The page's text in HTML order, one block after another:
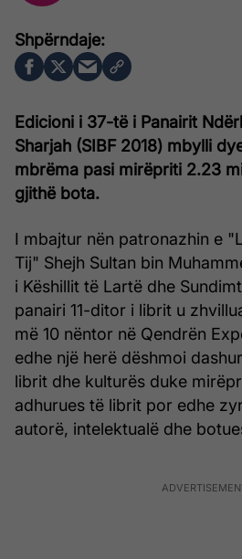
Edicioni i 37-të i Panairit
Sharjah (SIBF 2018) mbylli
mbrëma pasi mirëpriti 2.23
gjithë bota.
I mbajtur nën patronazhin e
Tij" Shejh Sultan bin
i Këshillit të Lartë dhe
panairi 11-ditor i librit u
më 10 nëntor në Qendrën
edhe një herë dëshmoi
librit dhe kulturës duke
adhurues të librit por edhe
autorë, intelektualë dhe